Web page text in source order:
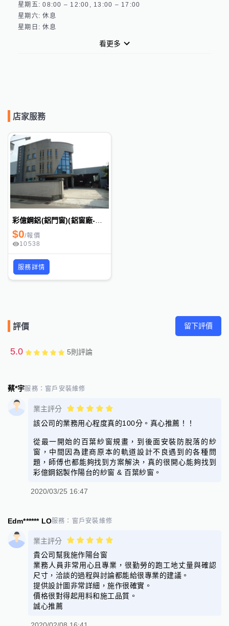
星期五: 08:00 – 12:00, 13:00 – 17:00
星期六: 休息
看更多
店家服務
彩億鋼鋁(鋁門窗)(鋁窗廠-西屯區)
$0/報價
10538
服務詳情
評價 留下評價
5.0 5則評論
蔡*宇服務： 窗戶安裝維修
業主評分
該公司的業務用心程度真的100分。真心推薦！！
從最一開始的百葉紗窗規畫，到後面安裝防脫落的紗
窗，中間因為建商原本的軌道設計不良遇到的各種問
題，師傅也都能夠找到方案解決，真的很開心能夠找到
彩億鋼鋁製作陽台的紗窗 & 百葉紗窗。
2020/03/25 16:47
Edm****** LO服務： 窗戶安裝維修
業主評分
貴公司幫我施作陽台窗
業務人員非常用心且專業，很勤勞的跑工地丈量與確認
尺寸，洽談的過程與討論都能給很專業的建議。
提供設計圖非常詳細，施作很確實。
價格很對得起用料和施工品質。
誠心推薦